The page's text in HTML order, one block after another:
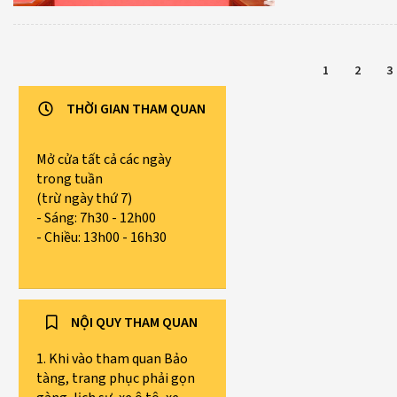
1 2 3
THỜI GIAN THAM QUAN
Mở cửa tất cả các ngày
trong tuần
(trừ ngày thứ 7)
- Sáng: 7h30 - 12h00
- Chiều: 13h00 - 16h30
NỘI QUY THAM QUAN
1. Khi vào tham quan Bảo
tàng, trang phục phải gọn